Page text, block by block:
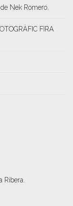
Nek Romero.
FIRA
Ribera.